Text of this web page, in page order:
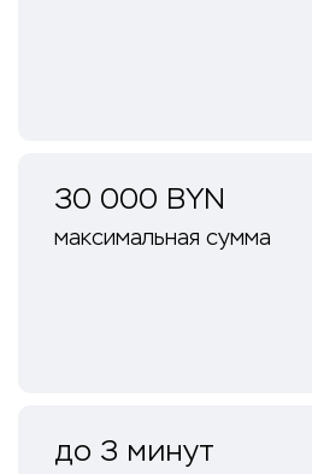
30 000 BYN
максимальная сумма
до 3 минут